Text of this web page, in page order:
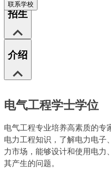
联系学校
招生
介绍
电气工程学士学位
电气工程专业培养高素质的专
电力工程知识，了解电力电
力市场，能够设计和使用电
其产生的问题。